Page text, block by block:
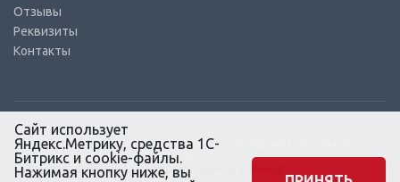
Отзывы
Реквизиты
Контакты
© КТС-Дизель – Комплектующие к топливным системам
Все права защищены, 2003 – 2025
Согласие на обработку персональных данных
Сайт использует
Яндекс.Метрику, средства 1С-
Битрикс и cookie-файлы.
Нажимая кнопку ниже, вы